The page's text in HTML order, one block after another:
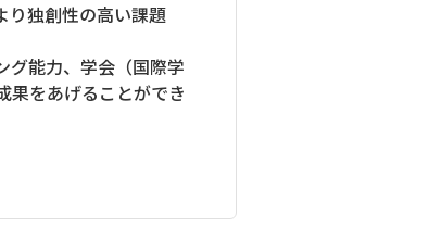
り独創性の高い課題
グ能力、学会（国際学
果をあげることができ